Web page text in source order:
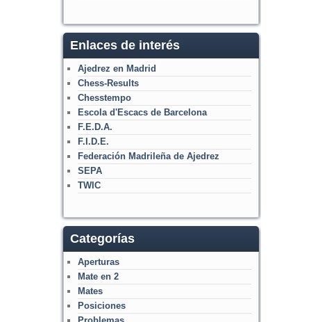
Enlaces de interés
Ajedrez en Madrid
Chess-Results
Chesstempo
Escola d'Escacs de Barcelona
F.E.D.A.
F.I.D.E.
Federación Madrileña de Ajedrez
SEPA
TWIC
Categorías
Aperturas
Mate en 2
Mates
Posiciones